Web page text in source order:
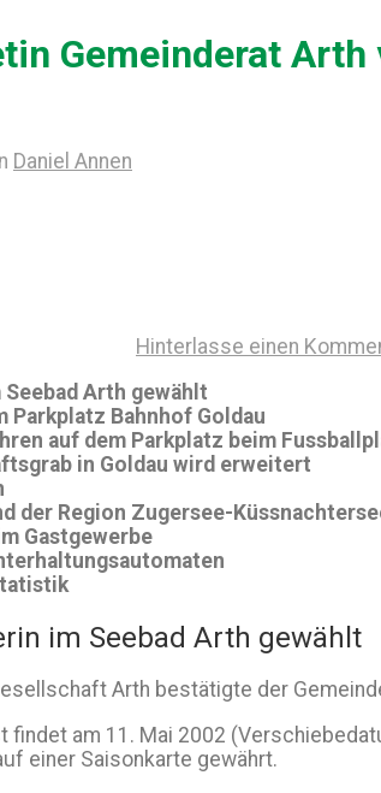
Gemeinderat Arth
Daniel Annen
Hinterlasse einen
Arth gewählt
Parkplatz Bahnhof Goldau
auf dem Parkplatz beim
in Goldau wird erweitert
der Region Zugersee-
Gastgewerbe
im Seebad Arth gewählt
Arth bestätigte der
findet am 11. Mai 2002
einer Saisonkarte gewährt.